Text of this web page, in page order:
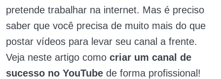
pretende trabalhar na internet. Mas é preciso
saber que você precisa de muito mais do que
postar vídeos para levar seu canal a frente.
Veja neste artigo como criar um canal de
sucesso no YouTube de forma profissional!